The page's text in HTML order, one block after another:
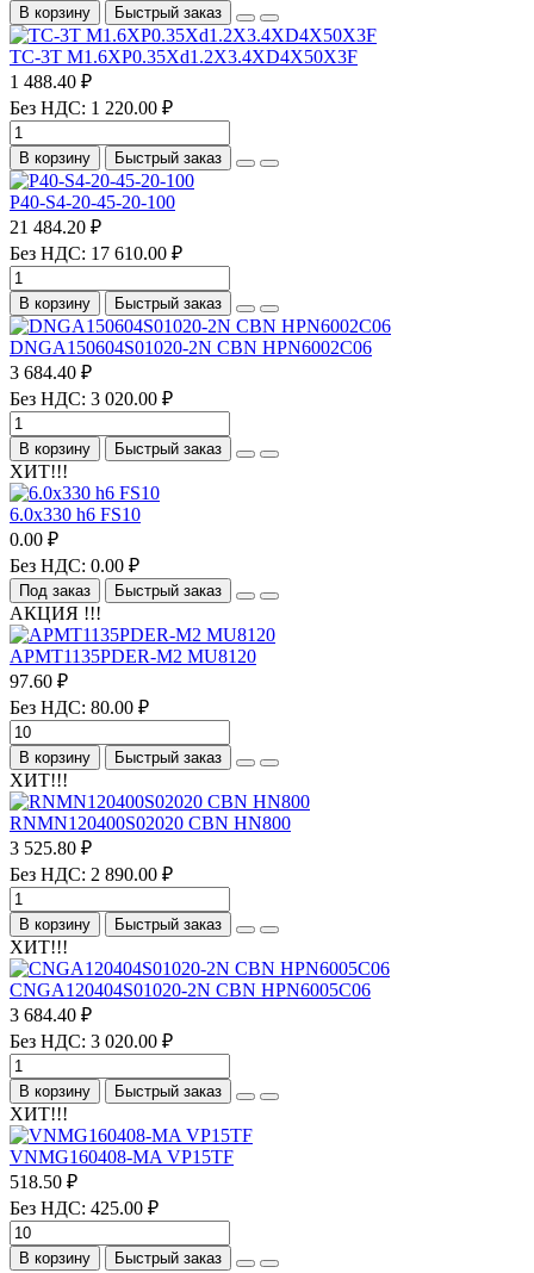
В корзину Быстрый заказ
TC-3T M1.6XP0.35Xd1.2X3.4XD4X50X3F
1 488.40 ₽
Без НДС: 1 220.00 ₽
В корзину Быстрый заказ
P40-S4-20-45-20-100
21 484.20 ₽
Без НДС: 17 610.00 ₽
В корзину Быстрый заказ
DNGA150604S01020-2N CBN HPN6002C06
3 684.40 ₽
Без НДС: 3 020.00 ₽
В корзину Быстрый заказ
ХИТ!!!
6.0х330 h6 FS10
0.00 ₽
Без НДС: 0.00 ₽
Под заказ Быстрый заказ
АКЦИЯ !!!
APMT1135PDER-M2 MU8120
97.60 ₽
Без НДС: 80.00 ₽
В корзину Быстрый заказ
ХИТ!!!
RNMN120400S02020 CBN HN800
3 525.80 ₽
Без НДС: 2 890.00 ₽
В корзину Быстрый заказ
ХИТ!!!
CNGA120404S01020-2N CBN HPN6005C06
3 684.40 ₽
Без НДС: 3 020.00 ₽
В корзину Быстрый заказ
ХИТ!!!
VNMG160408-MA VP15TF
518.50 ₽
Без НДС: 425.00 ₽
В корзину Быстрый заказ